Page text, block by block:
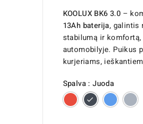
KOOLUX BK6 3.0 –
13Ah baterija, galintis
stabilumą ir
automobilyje. Puikus
kurjeriams,
Spalva : Juoda
RaudonaJuodaMėlyna